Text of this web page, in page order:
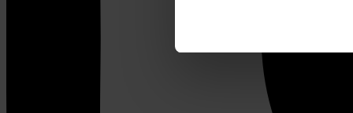
Lees meer over hoe uw
We gebruiken cookies om
websiteverkeer te
media, adverteren en